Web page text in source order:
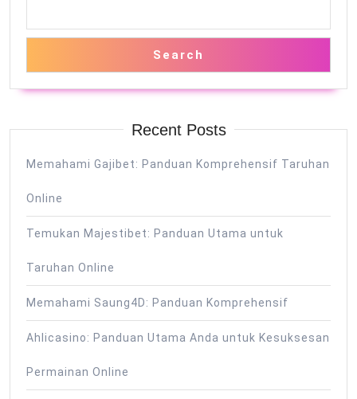
Search
Recent Posts
Memahami Gajibet: Panduan Komprehensif Taruhan
Online
Temukan Majestibet: Panduan Utama untuk
Taruhan Online
Memahami Saung4D: Panduan Komprehensif
Ahlicasino: Panduan Utama Anda untuk Kesuksesan
Permainan Online